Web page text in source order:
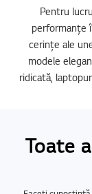
Pentru
performanțe
cerințe ale
modele
ridicată,
Toate